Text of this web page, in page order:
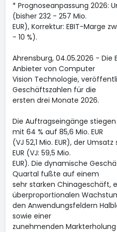
* Prognoseanpassung 2026:
(bisher 232 - 257 Mio.
EUR), Korrektur: EBIT-Marge
- 10 %).
Ahrensburg, 04.05.2026 - Die
Anbieter von Computer
Vision Technologie,
Geschäftszahlen für die
ersten drei Monate 2026.
Die Auftragseingänge
mit 64 % auf 85,6 Mio. EUR
(VJ 52,1 Mio. EUR), der
EUR (VJ: 59,5 Mio.
EUR). Die dynamische
Quartal fußte auf einem
sehr starken Chinageschäft,
überproportionalen
den Anwendungsfeldern
sowie einer
zunehmenden Markterholung